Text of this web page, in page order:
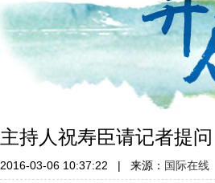
主持人祝寿臣请记者提问
2016-03-06 10:37:22 | 来源： 国际在线